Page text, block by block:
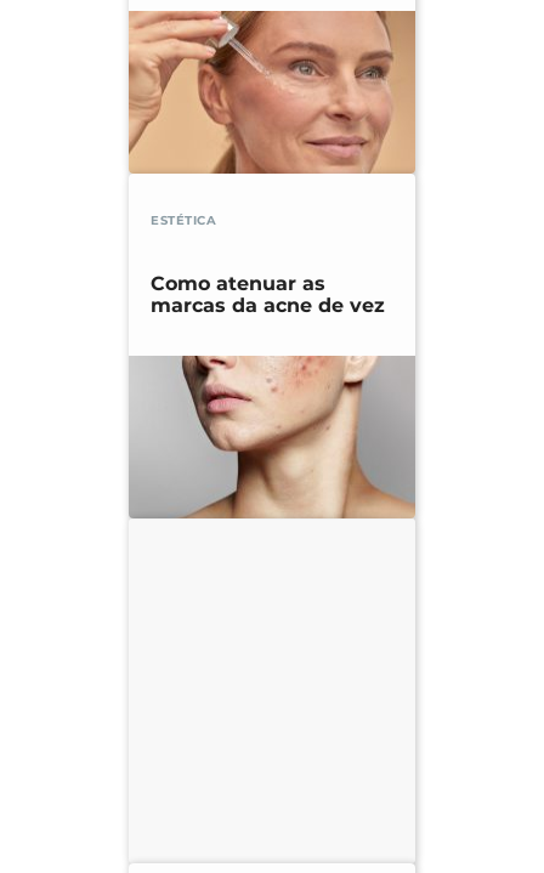
ESTÉTICA
Como atenuar as
marcas da acne de vez